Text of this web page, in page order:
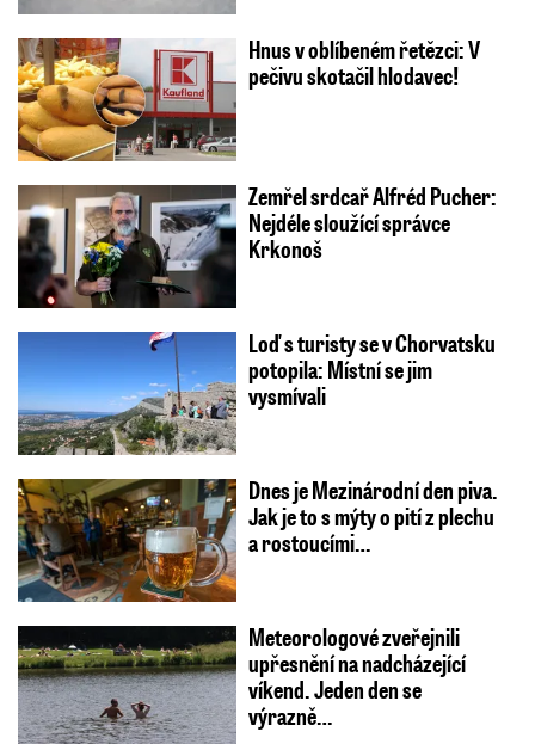
Hnus v oblíbeném řetězci: V
pečivu skotačil hlodavec!
Zemřel srdcař Alfréd Pucher:
Nejdéle sloužící správce
Krkonoš
Loď s turisty se v Chorvatsku
potopila: Místní se jim
vysmívali
Dnes je Mezinárodní den piva.
Jak je to s mýty o pití z plechu
a rostoucími…
Meteorologové zveřejnili
upřesnění na nadcházející
víkend. Jeden den se
výrazně…